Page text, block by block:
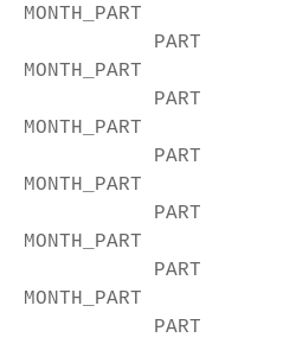
MONTH_PART
PART
MONTH_PART
PART
MONTH_PART
PART
MONTH_PART
PART
MONTH_PART
PART
MONTH_PART
PART